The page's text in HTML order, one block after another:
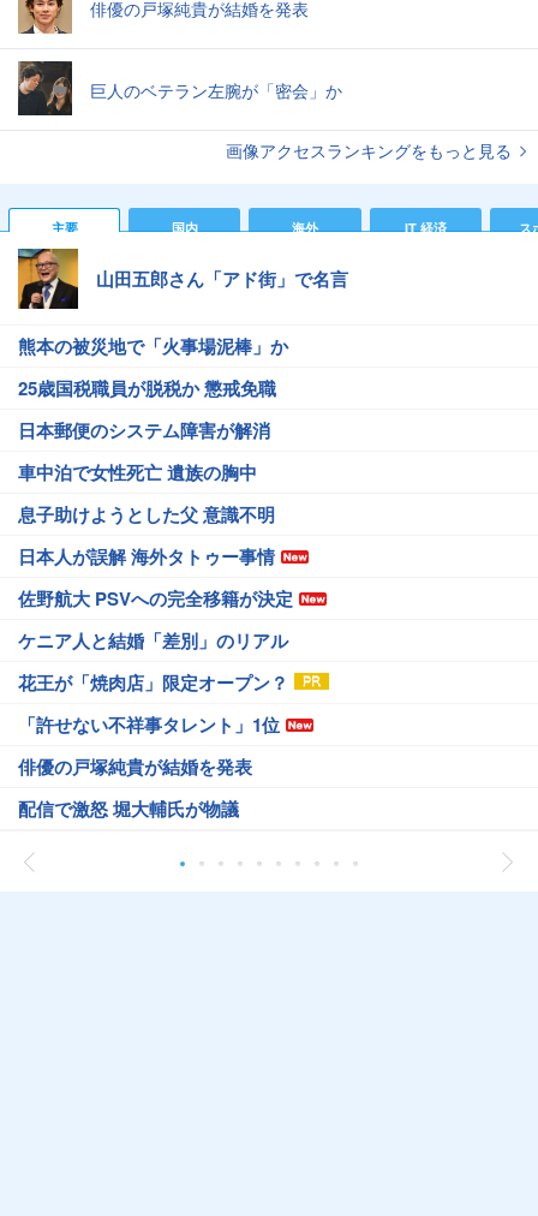
俳優の戸塚純貴が結婚を発表
巨人のベテラン左腕が「密会」か
画像アクセスランキングをもっと見る
主要 国内 海外 IT 経済 ス
山田五郎さん「アド街」で名言
熊本の被災地で「火事場泥棒」か
25歳国税職員が脱税か 懲戒免職
日本郵便のシステム障害が解消
車中泊で女性死亡 遺族の胸中
息子助けようとした父 意識不明
日本人が誤解 海外タトゥー事情
佐野航大 PSVへの完全移籍が決定
ケニア人と結婚「差別」のリアル
花王が「焼肉店」限定オープン？
「許せない不祥事タレント」1位
俳優の戸塚純貴が結婚を発表
配信で激怒 堀大輔氏が物議